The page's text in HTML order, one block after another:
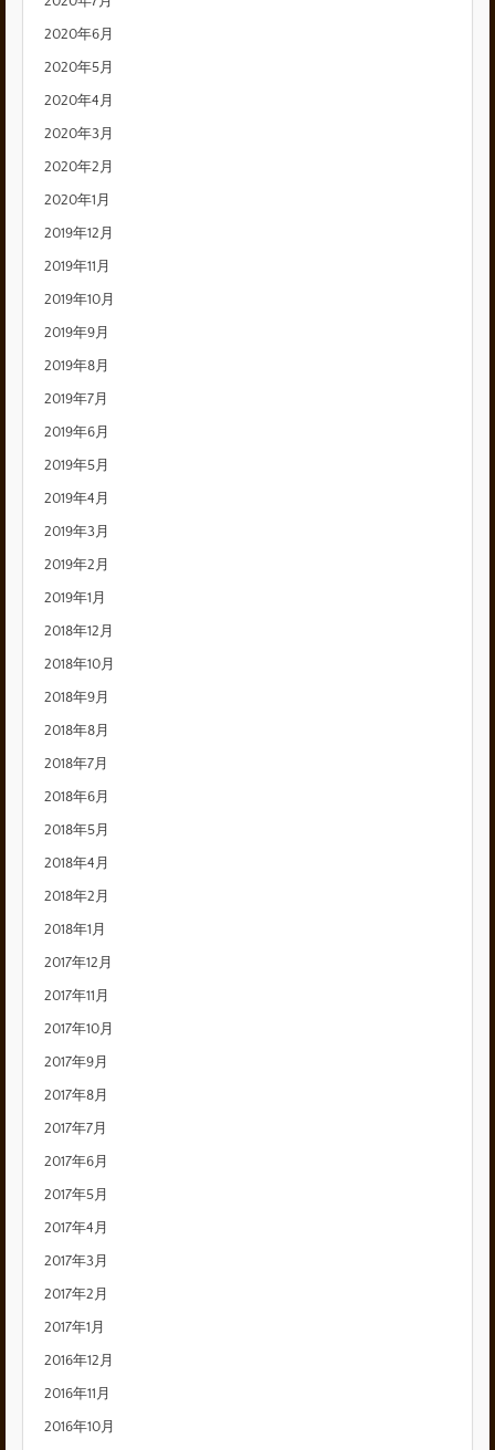
2020年6月
2020年5月
2020年4月
2020年3月
2020年2月
2020年1月
2019年12月
2019年11月
2019年10月
2019年9月
2019年8月
2019年7月
2019年6月
2019年5月
2019年4月
2019年3月
2019年2月
2019年1月
2018年12月
2018年10月
2018年9月
2018年8月
2018年7月
2018年6月
2018年5月
2018年4月
2018年2月
2018年1月
2017年12月
2017年11月
2017年10月
2017年9月
2017年8月
2017年7月
2017年6月
2017年5月
2017年4月
2017年3月
2017年2月
2017年1月
2016年12月
2016年11月
2016年10月